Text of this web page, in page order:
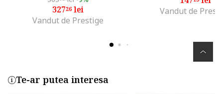
32726lei
Vandut de Prestige
Vandut de
Te-ar putea interesa